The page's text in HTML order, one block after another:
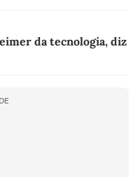
da tecnologia, diz